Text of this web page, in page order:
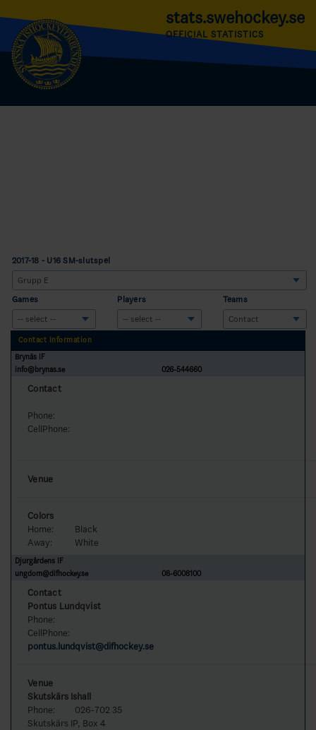
stats.swehockey.se
OFFICIAL STATISTICS
2017-18 - U16 SM-slutspel
Games Players Teams
Contact Information
Brynäs IF
info@brynas.se
026-544660
Contact
Phone:
CellPhone:
Venue
Colors
Home:
Black
Away:
White
Djurgårdens IF
ungdom@difhockey.se
08-6008100
Contact
Pontus Lundqvist
Phone:
CellPhone:
pontus.lundqvist@difhockey.se
Venue
Skutskärs Ishall
Phone:
026-702 35
Skutskärs IP, Box 4